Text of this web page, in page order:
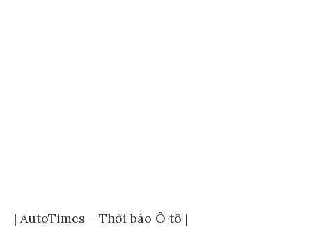
| AutoTimes – Thời báo Ô tô |